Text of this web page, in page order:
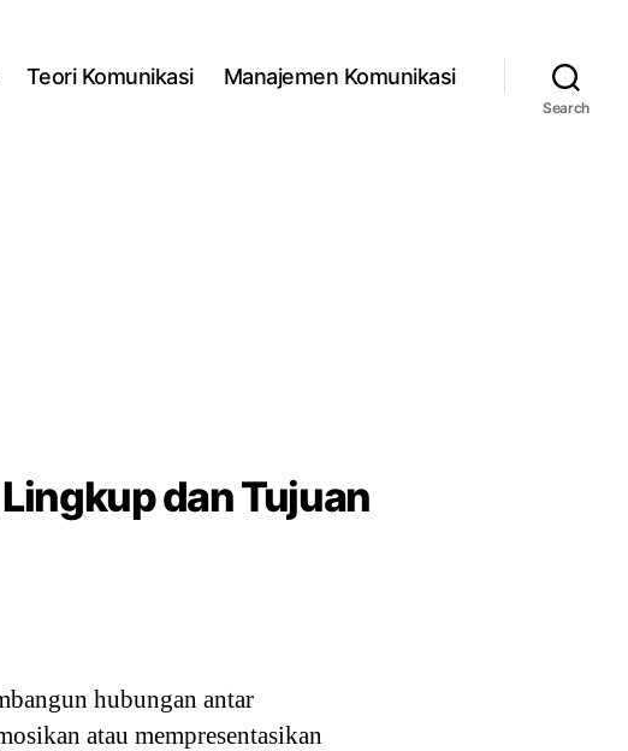
Teori Komunikasi Manajemen Komunikasi
Search
dan Tujuan
hubungan antar
atau mempresentasikan